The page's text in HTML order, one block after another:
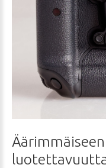
Äärimmäiseen